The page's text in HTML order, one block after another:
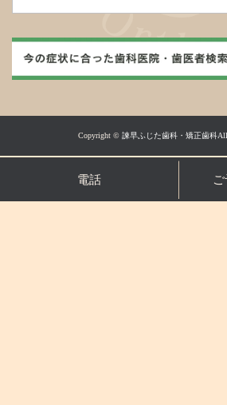
Copyright © 諫早ふじた歯科・矯正歯科All
電話